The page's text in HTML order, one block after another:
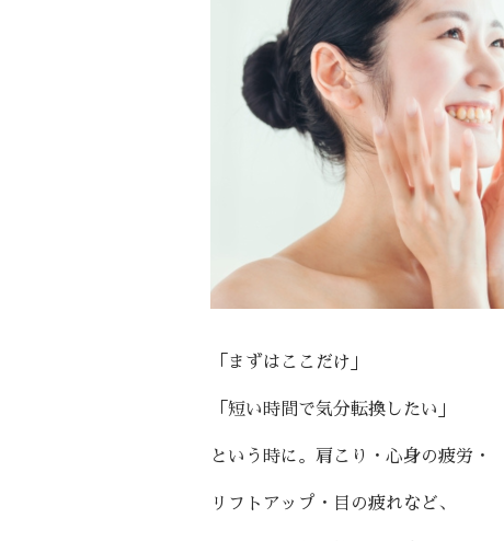
「まずはここだけ」
「短い時間で気分転換したい」
という時に。肩こり・心身の疲労・
リフトアップ・目の疲れなど、